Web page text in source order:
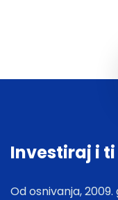
Investiraj i ti
Od osnivanja,